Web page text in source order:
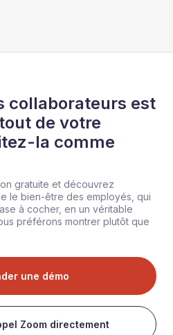
collaborateurs est
de votre
la comme
gratuite et découvrez
le bien-être des employés, qui
à cocher, en un véritable
préférons montrer plutôt que
une démo
Zoom directement